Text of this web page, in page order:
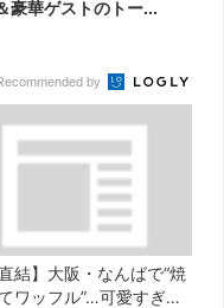
豪華ゲストのトー...
by
直結】大阪・なんばで“焼
ワッフル”…可愛すぎ